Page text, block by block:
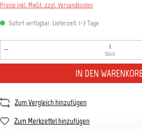
Preise inkl. MwSt. zzgl. Versandkosten
Sofort verfügbar, Lieferzeit: 1-3 Tage
Produkt Anzahl: Gib den
Stück
IN DEN
Zum Vergleich hinzufügen
Zum Merkzettel hinzufügen